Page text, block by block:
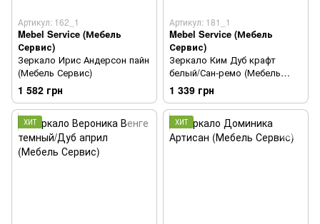
Артикул: 162_1
Mebel Service (Мебель
Сервис)
Зеркало Ирис Андерсон пайн
(Мебель Сервис)
1 582 грн
Артикул: 181_1
Mebel Service (Мебель
Сервис)
Зеркало Ким Дуб крафт
белый/Сан-ремо (Мебель
Сервис)
1 339 грн
ХИТ ХИТ